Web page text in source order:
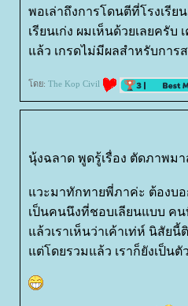
พอเล่าถึงการโดนตีที่โรงเรีย
เรียนเก่ง ผมเห็นด้วยเลยครั
ล้ว เกรดไม่มีผลสำหรับการ
ดย: The Kop Civil
นุ้งฉลาด พูดรู้เรื่อง ตัดภาพม
วะมาทักทายพี่ภาค่ะ ต้องบอ
เป็นคนนึงที่ชอบเลียนแบบ คน
ล้วเราเห็นว่าเค้าเท่ห์ นิสัยนี้
ต่โดยรวมแล้ว เราก็ยังเป็นตั